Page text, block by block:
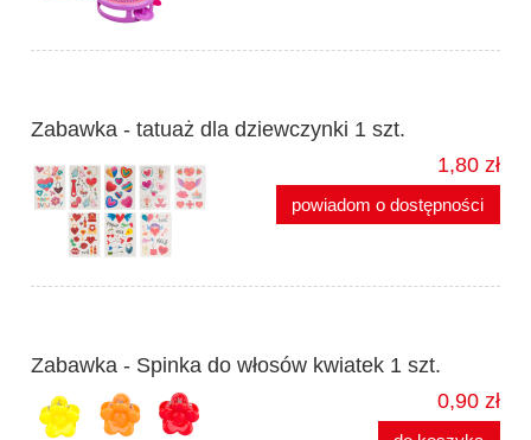
Zabawka - tatuaż dla dziewczynki 1 szt.
1,80 zł
powiadom o dostępności
Zabawka - Spinka do włosów kwiatek 1 szt.
0,90 zł